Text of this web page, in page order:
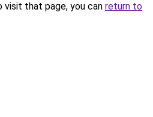
that page, you can return to